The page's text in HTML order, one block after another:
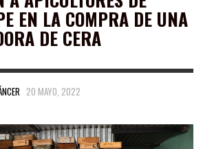
EN LA COMPRA DE UNA
DE CERA
20 MAYO, 2022